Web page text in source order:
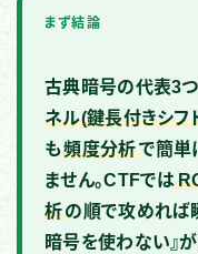
まず結論
古典暗号の代表3
ネル(鍵長付きシフ
も頻度分析で簡単
ません。CTFでは
析の順で攻めれば
暗号を使わない』